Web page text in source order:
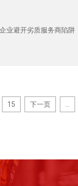
业避开劣质服务商陷阱
15 下一页